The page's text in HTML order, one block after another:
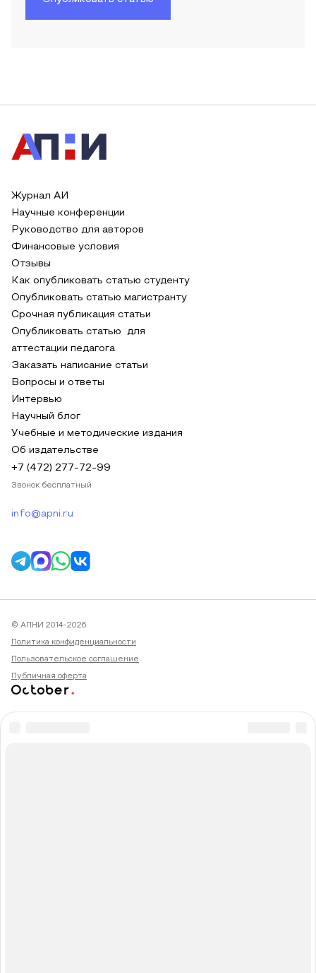
Журнал АИ
Научные конференции
Руководство для авторов
Финансовые условия
Отзывы
Как опубликовать статью студенту
Опубликовать статью магистранту
Срочная публикация статьи
Опубликовать статью для
аттестации педагога
Заказать написание статьи
Вопросы и ответы
Интервью
Научный блог
Учебные и методические издания
Об издательстве
+7 (472) 277-72-99
Звонок бесплатный
info@apni.ru
© АПНИ 2014-2026
Политика конфиденциальности
Пользовательское соглашение
Публичная оферта